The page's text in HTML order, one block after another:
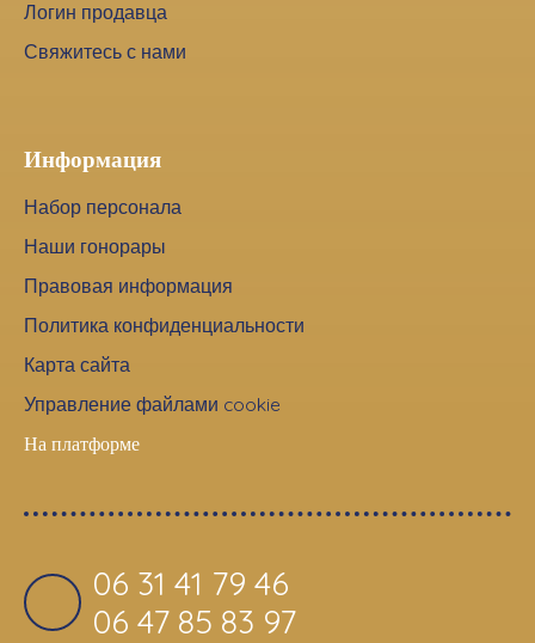
Логин продавца
Свяжитесь с нами
Информация
Набор персонала
Наши гонорары
Правовая информация
Политика конфиденциальности
Карта сайта
Управление файлами cookie
На платформе
06 31 41 79 46
06 47 85 83 97